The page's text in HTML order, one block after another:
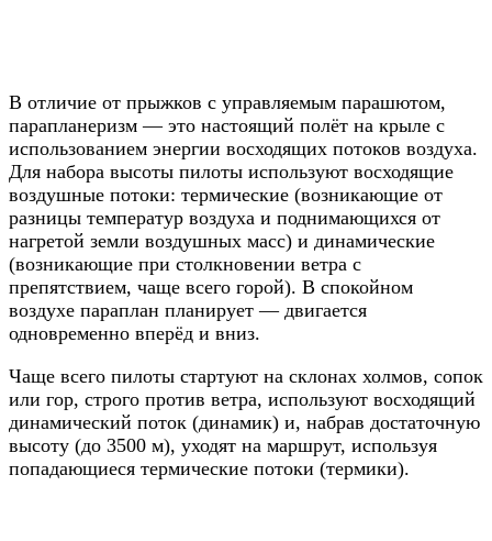
В отличие от прыжков с управляемым парашютом,
парапланеризм — это настоящий полёт на крыле с
использованием энергии восходящих потоков воздуха.
Для набора высоты пилоты используют восходящие
воздушные потоки: термические (возникающие от
разницы температур воздуха и поднимающихся от
нагретой земли воздушных масс) и динамические
(возникающие при столкновении ветра с
препятствием, чаще всего горой). В спокойном
воздухе параплан планирует — двигается
одновременно вперёд и вниз.
Чаще всего пилоты стартуют на склонах холмов, сопок
или гор, строго против ветра, используют восходящий
динамический поток (динамик) и, набрав достаточную
высоту (до 3500 м), уходят на маршрут, используя
попадающиеся термические потоки (термики).